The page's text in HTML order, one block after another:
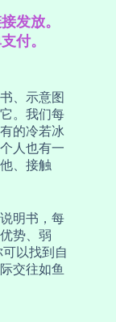
发放。
付。
、示意图
。我们每
的冷若冰
人也有一
、接触
明书，每
势、弱
以找到自
交往如鱼